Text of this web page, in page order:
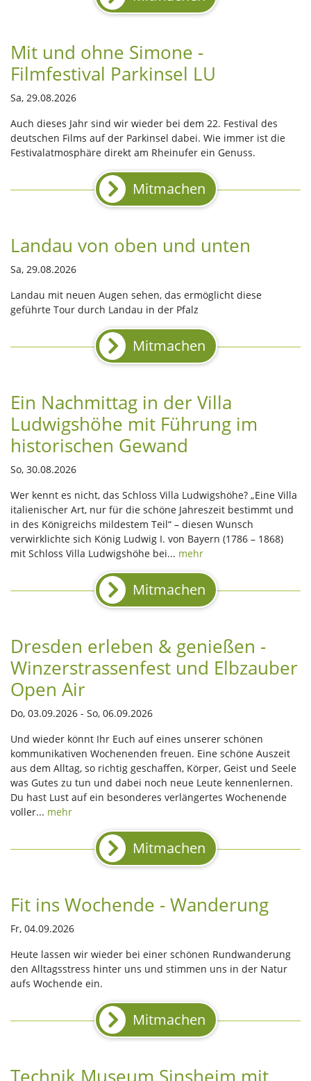
Mit und ohne Simone -
Filmfestival Parkinsel LU
Sa, 29.08.2026
Auch dieses Jahr sind wir wieder bei dem 22. Festival des
deutschen Films auf der Parkinsel dabei. Wie immer ist die
Festivalatmosphäre direkt am Rheinufer ein Genuss.
Mitmachen
Landau von oben und unten
Sa, 29.08.2026
Landau mit neuen Augen sehen, das ermöglicht diese
geführte Tour durch Landau in der Pfalz
Mitmachen
Ein Nachmittag in der Villa
Ludwigshöhe mit Führung im
historischen Gewand
So, 30.08.2026
Wer kennt es nicht, das Schloss Villa Ludwigshöhe? „Eine Villa
italienischer Art, nur für die schöne Jahreszeit bestimmt und
in des Königreichs mildestem Teil“ – diesen Wunsch
verwirklichte sich König Ludwig I. von Bayern (1786 – 1868)
mit Schloss Villa Ludwigshöhe bei... mehr
Mitmachen
Dresden erleben & genießen -
Winzerstrassenfest und Elbzauber
Open Air
Do, 03.09.2026 - So, 06.09.2026
Und wieder könnt Ihr Euch auf eines unserer schönen
kommunikativen Wochenenden freuen. Eine schöne Auszeit
aus dem Alltag, so richtig geschaffen, Körper, Geist und Seele
was Gutes zu tun und dabei noch neue Leute kennenlernen.
Du hast Lust auf ein besonderes verlängertes Wochenende
voller... mehr
Mitmachen
Fit ins Wochende - Wanderung
Fr, 04.09.2026
Heute lassen wir wieder bei einer schönen Rundwanderung
den Alltagsstress hinter uns und stimmen uns in der Natur
aufs Wochende ein.
Mitmachen